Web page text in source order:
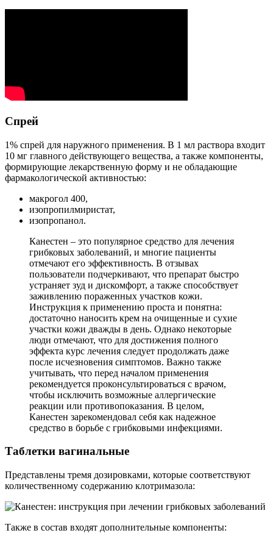
Спрей
1% спрей для наружного применения. В 1 мл раствора входит
10 мг главного действующего вещества, а также компоненты,
формирующие лекарственную форму и не обладающие
фармакологической активностью:
макрогол 400,
изопропилмиристат,
изопропанол.
Канестен – это популярное средство для лечения
грибковых заболеваний, и многие пациенты
отмечают его эффективность. В отзывах
пользователи подчеркивают, что препарат быстро
устраняет зуд и дискомфорт, а также способствует
заживлению пораженных участков кожи.
Инструкция к применению проста и понятна:
достаточно наносить крем на очищенные и сухие
участки кожи дважды в день. Однако некоторые
люди отмечают, что для достижения полного
эффекта курс лечения следует продолжать даже
после исчезновения симптомов. Важно также
учитывать, что перед началом применения
рекомендуется проконсультироваться с врачом,
чтобы исключить возможные аллергические
реакции или противопоказания. В целом,
Канестен зарекомендовал себя как надежное
средство в борьбе с грибковыми инфекциями.
Таблетки вагинальные
Представлены тремя дозировками, которые соответствуют
количественному содержанию клотримазола:
Также в состав входят дополнительные компоненты: